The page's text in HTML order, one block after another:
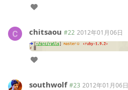
chitsaou #22 2012年01月06日
southwolf #23 2012年01月06日